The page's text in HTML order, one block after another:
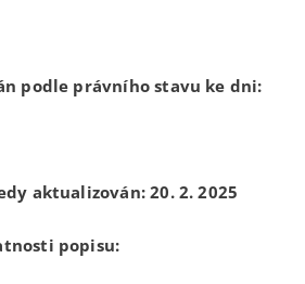
podle právního stavu ke dni:
aktualizován: 20. 2. 2025
popisu: